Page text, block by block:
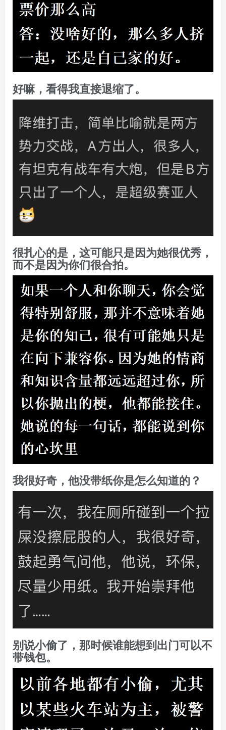
好嘛，看得我直接退缩了。
很扎心的是，这可能只是因为她很优秀，
而不是因为你们很合拍。
我很好奇，他没带纸你是怎么知道的？
别说小偷了，那时候谁能想到出门可以不
带钱包。